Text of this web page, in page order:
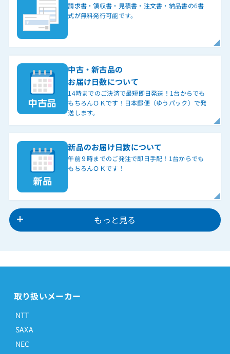
請求書・領収書・見積書・注文書・納品書の6書
式が無料発行可能です。
中古・新古品の
お届け日数について
14時までのご決済で最短即日発送！1台からでも
もちろんＯＫです！日本郵便（ゆうパック）で発
送します。
新品のお届け日数について
午前９時までのご発注で即日手配！1台からでも
もちろんＯＫです！
もっと見る
取り扱いメーカー
NTT
SAXA
NEC